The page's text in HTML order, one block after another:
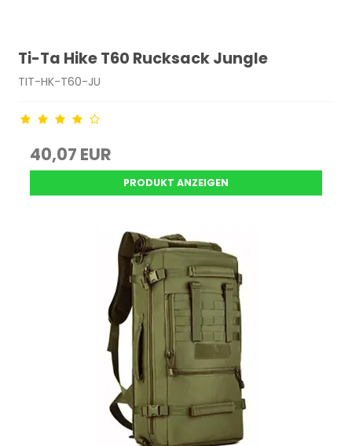
Ti-Ta Hike T60 Rucksack Jungle
TIT-HK-T60-JU
40,07 EUR
PRODUKT ANZEIGEN